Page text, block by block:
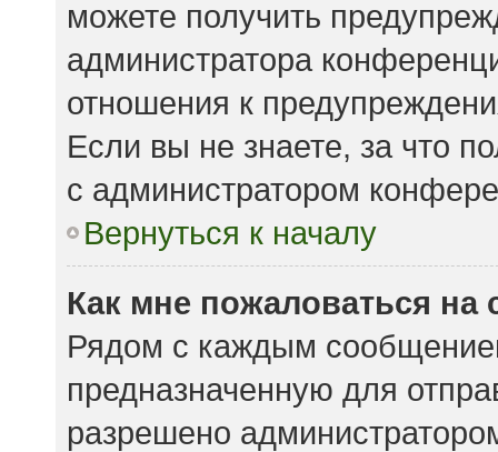
можете получить
администратора
отношения к
Если вы не знаете, за что
с администратором
Вернуться к началу
Как мне пожаловаться
Рядом с каждым
предназначенную для
разрешено